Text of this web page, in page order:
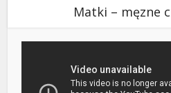
Matki – męzne